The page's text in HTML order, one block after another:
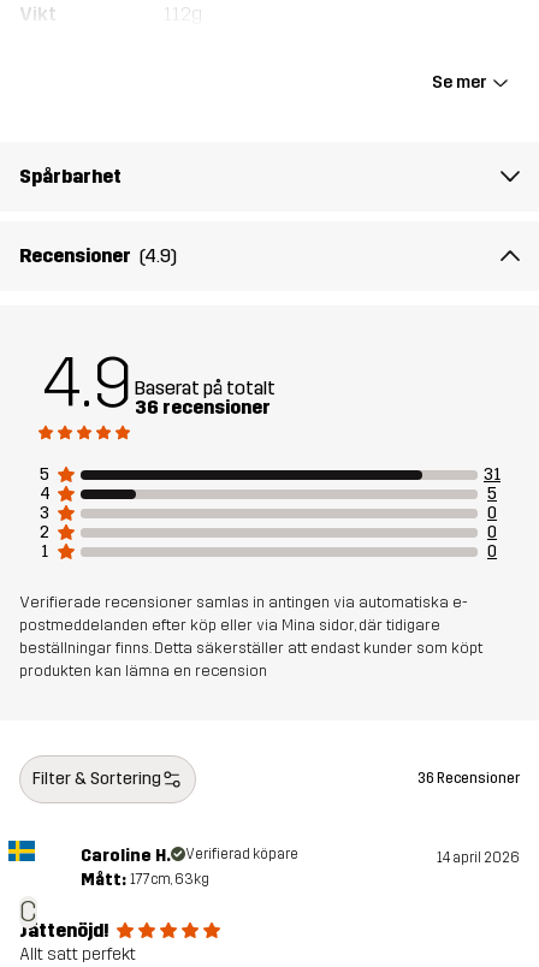
Vikt 112g
Se mer
Spårbarhet
Recensioner (4.9)
4.9 Baserat på totalt
36 recensioner
5
31
4
5
3
0
2
0
1
0
Verifierade recensioner samlas in antingen via automatiska e-
postmeddelanden efter köp eller via Mina sidor, där tidigare
beställningar finns. Detta säkerställer att endast kunder som köpt
produkten kan lämna en recension
Filter & Sortering 36 Recensioner
C
Caroline H. Verifierad köpare 14 april 2026
Mått: 177cm, 63kg
Jättenöjd!
Allt satt perfekt